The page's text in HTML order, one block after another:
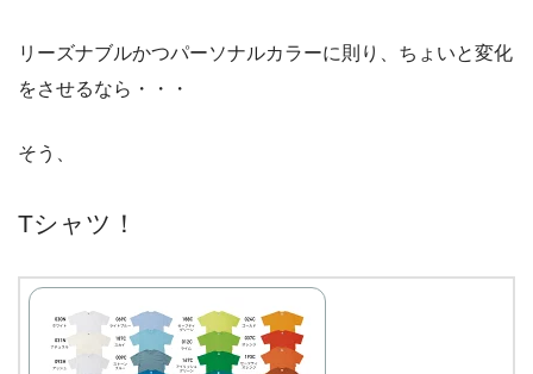
リーズナブルかつパーソナルカラーに則り、ちょいと変化
をさせるなら・・・
そう、
Tシャツ！